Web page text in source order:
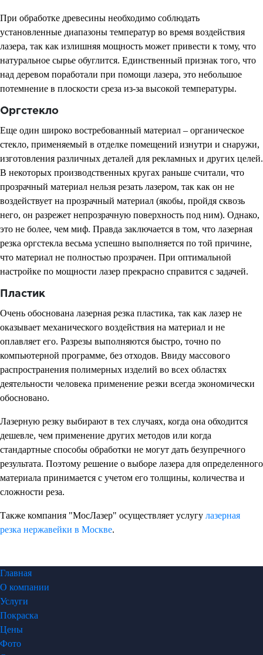
При обработке древесины необходимо соблюдать
установленные диапазоны температур во время воздействия
лазера, так как излишняя мощность может привести к тому, что
натуральное сырье обуглится. Единственный признак того, что
над деревом поработали при помощи лазера, это небольшое
потемнение в плоскости среза из-за высокой температуры.
Оргстекло
Еще один широко востребованный материал – органическое
стекло, применяемый в отделке помещений изнутри и снаружи,
изготовления различных деталей для рекламных и других целей.
В некоторых производственных кругах раньше считали, что
прозрачный материал нельзя резать лазером, так как он не
воздействует на прозрачный материал (якобы, пройдя сквозь
него, он разрежет непрозрачную поверхность под ним). Однако,
это не более, чем миф. Правда заключается в том, что лазерная
резка оргстекла весьма успешно выполняется по той причине,
что материал не полностью прозрачен. При оптимальной
настройке по мощности лазер прекрасно справится с задачей.
Пластик
Очень обоснована лазерная резка пластика, так как лазер не
оказывает механического воздействия на материал и не
оплавляет его. Разрезы выполняются быстро, точно по
компьютерной программе, без отходов. Ввиду массового
распространения полимерных изделий во всех областях
деятельности человека применение резки всегда экономически
обосновано.
Лазерную резку выбирают в тех случаях, когда она обходится
дешевле, чем применение других методов или когда
стандартные способы обработки не могут дать безупречного
результата. Поэтому решение о выборе лазера для определенного
материала принимается с учетом его толщины, количества и
сложности реза.
Также компания "МосЛазер" осуществляет услугу лазерная
резка нержавейки в Москве.
Главная
О компании
Услуги
Покраска
Цены
Фото